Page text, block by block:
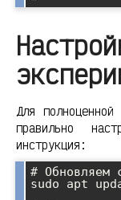
Для
правильно
инструкция:
# Обновляем
sudo apt